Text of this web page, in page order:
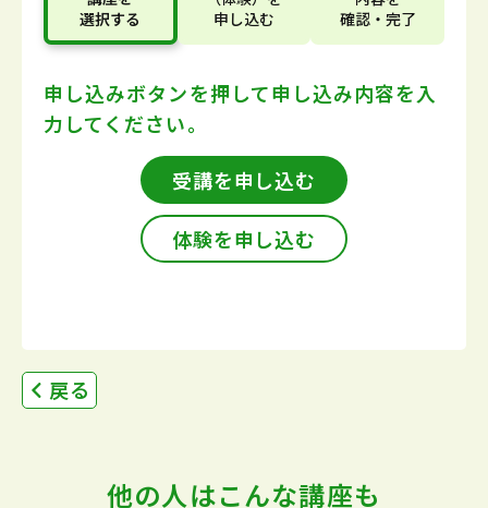
選択する
申し込む
確認・完了
申し込みボタンを押して申し込み内容を入
力してください。
受講を申し込む
体験を申し込む
戻る
他の人はこんな講座も